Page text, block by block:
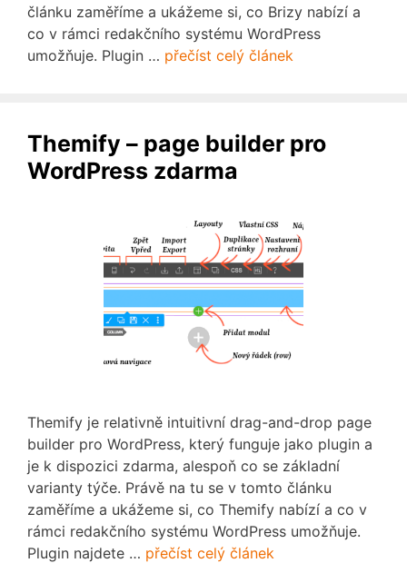
článku zaměříme a ukážeme si, co Brizy nabízí a
co v rámci redakčního systému WordPress
umožňuje. Plugin … přečíst celý článek
Themify – page builder pro
WordPress zdarma
Themify je relativně intuitivní drag-and-drop page
builder pro WordPress, který funguje jako plugin a
je k dispozici zdarma, alespoň co se základní
varianty týče. Právě na tu se v tomto článku
zaměříme a ukážeme si, co Themify nabízí a co v
rámci redakčního systému WordPress umožňuje.
Plugin najdete … přečíst celý článek